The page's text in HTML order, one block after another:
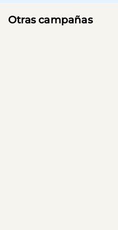
Otras campañas